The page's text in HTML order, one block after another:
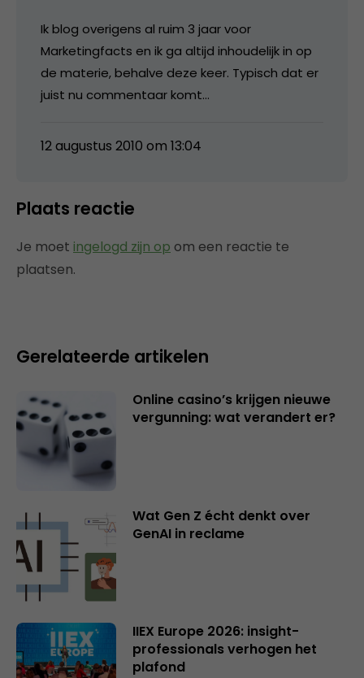
Ik blog overigens al ruim 3 jaar voor
Marketingfacts en ik ga altijd inhoudelijk in op
de materie, behalve deze keer. Typisch dat er
juist nu commentaar komt…
12 augustus 2010 om 13:04
Plaats reactie
Je moet ingelogd zijn op om een reactie te
plaatsen.
Gerelateerde artikelen
Online casino’s krijgen nieuwe
vergunning: wat verandert er?
Wat Gen Z écht denkt over
GenAI in reclame
IIEX Europe 2026: insight-
professionals verhogen het
plafond